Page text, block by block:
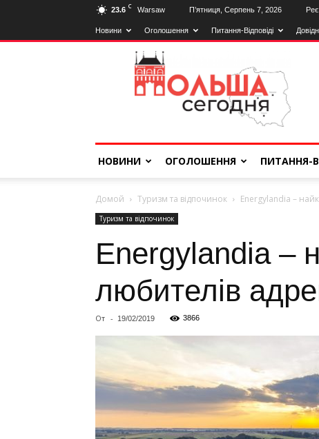
23.6 C Warsaw П’ятниця, Серпень 7, 2026
Новини Оголошення Питання-Відповіді
Польща
Сьогодні
НОВИНИ ОГОЛОШЕННЯ ПИТАННЯ-
Домой Туризм та відпочинок Energylandia –
Туризм та відпочинок
Energylandia –
любителів
От - 19/02/2019 3866